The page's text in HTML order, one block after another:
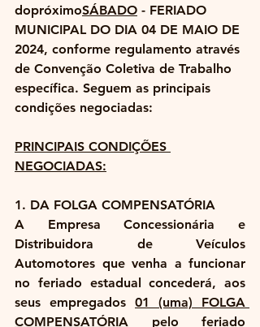
dopróximo​SÁBADO - FERIADO
MUNICIPAL DO DIA 04 DE MAIO DE
2024, conforme regulamento através
de Convenção Coletiva de Trabalho
específica. Seguem as principais
condições negociadas:
PRINCIPAIS CONDIÇÕES
NEGOCIADAS:
1. DA FOLGA COMPENSATÓRIA
A Empresa Concessionária e
Distribuidora de Veículos
Automotores que venha a funcionar
no feriado estadual concederá, aos
seus empregados 01 (uma) FOLGA
COMPENSATÓRIA pelo feriado